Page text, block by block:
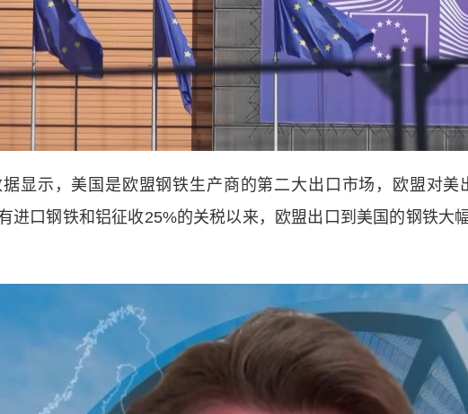
示，美国是欧盟钢铁生产商的第二大出口市场，欧盟对美
进口钢铁和铝征收25%的关税以来，欧盟出口到美国的钢铁大